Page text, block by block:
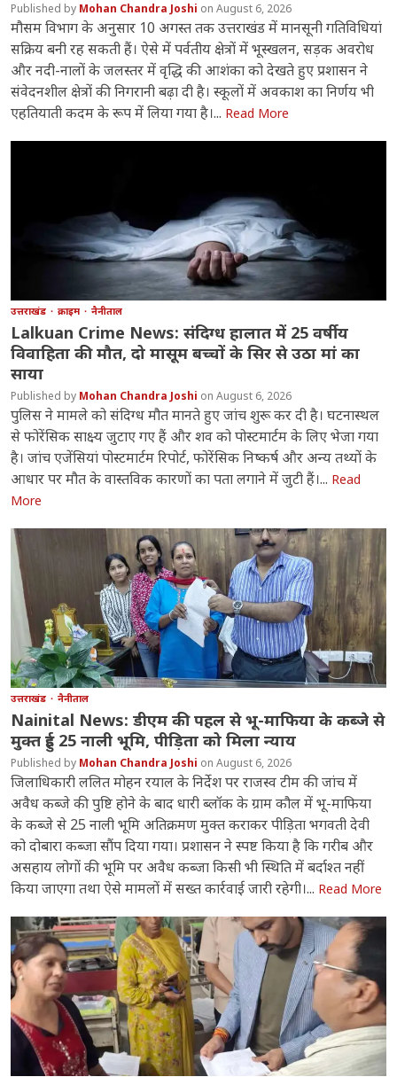
Mohan Chandra Joshi August 6, 2026
मौसम विभाग के अनुसार 10 अगस्त तक उत्तराखंड में मानसूनी गतिविधियां
सक्रिय बनी रह सकती हैं। ऐसे में पर्वतीय क्षेत्रों में भूस्खलन, सड़क अवरोध
और नदी-नालों के जलस्तर में वृद्धि की आशंका को देखते हुए प्रशासन ने
संवेदनशील क्षेत्रों की निगरानी बढ़ा दी है। स्कूलों में अवकाश का निर्णय भी
एहतियाती कदम के रूप में लिया गया है।... Read More
उत्तराखंड क्राइम नैनीताल
Lalkuan Crime News: संदिग्ध हालात में 25 वर्षीय
विवाहिता की मौत, दो मासूम बच्चों के सिर से उठा मां का
साया
Mohan Chandra Joshi August 6, 2026
पुलिस ने मामले को संदिग्ध मौत मानते हुए जांच शुरू कर दी है। घटनास्थल
से फोरेंसिक साक्ष्य जुटाए गए हैं और शव को पोस्टमार्टम के लिए भेजा गया
है। जांच एजेंसियां पोस्टमार्टम रिपोर्ट, फोरेंसिक निष्कर्ष और अन्य तथ्यों के
आधार पर मौत के वास्तविक कारणों का पता लगाने में जुटी हैं।... Read
More
उत्तराखंड नैनीताल
Nainital News: डीएम की पहल से भू-माफिया के कब्जे से
मुक्त हुई 25 नाली भूमि, पीड़िता को मिला न्याय
Mohan Chandra Joshi August 6, 2026
जिलाधिकारी ललित मोहन रयाल के निर्देश पर राजस्व टीम की जांच में
अवैध कब्जे की पुष्टि होने के बाद धारी ब्लॉक के ग्राम कौल में भू-माफिया
के कब्जे से 25 नाली भूमि अतिक्रमण मुक्त कराकर पीड़िता भगवती देवी
को दोबारा कब्जा सौंप दिया गया। प्रशासन ने स्पष्ट किया है कि गरीब और
असहाय लोगों की भूमि पर अवैध कब्जा किसी भी स्थिति में बर्दाश्त नहीं
किया जाएगा तथा ऐसे मामलों में सख्त कार्रवाई जारी रहेगी।... Read More